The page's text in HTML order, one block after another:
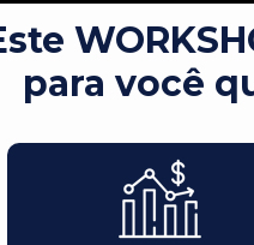
para você